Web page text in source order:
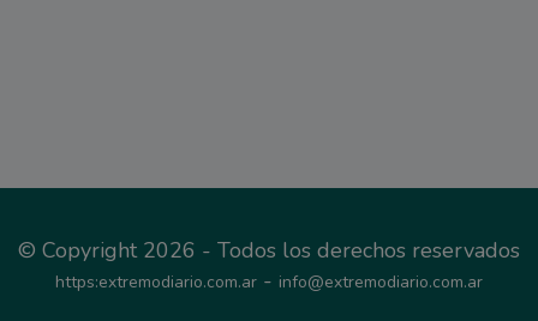
© Copyright 2026 - Todos los derechos reservados
https:extremodiario.com.ar - info@extremodiario.com.ar